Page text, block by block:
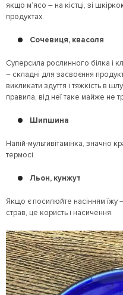
якщо м’ясо – на кістці, зі
продуктах.
Сочевиця, квасоля
Суперсила рослинного білка і
– складні для засвоєння
викликати здуття і тяжкість в
правила, від неї таке майже не
Шипшина
Напій-мультивітамінка, значно
термосі.
Льон, кунжут
Якщо є посилюйте насінням їжу
страв, це користь і насичення.